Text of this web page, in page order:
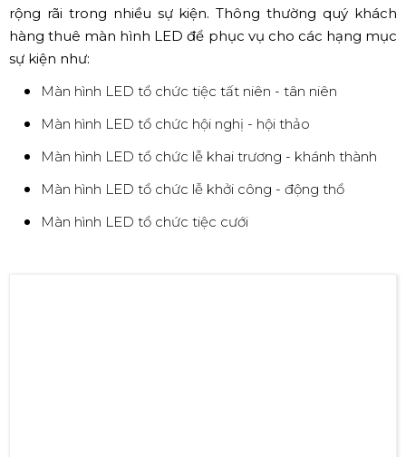
rộng rãi trong nhiều sự kiện. Thông thường quý khách
hàng thuê màn hình LED để phục vụ cho các hạng mục
sự kiện như:
Màn hình LED tổ chức tiệc tất niên - tân niên
Màn hình LED tổ chức hội nghị - hội thảo
Màn hình LED tổ chức lễ khai trương - khánh thành
Màn hình LED tổ chức lễ khởi công - động thổ
Màn hình LED tổ chức tiệc cưới